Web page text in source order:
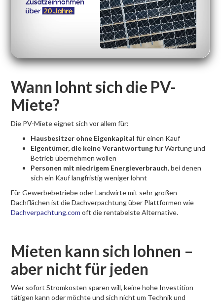
Wann lohnt sich die PV-
Miete?
Die PV-Miete eignet sich vor allem für:
Hausbesitzer ohne Eigenkapital für einen Kauf
Eigentümer, die keine Verantwortungfür Wartung und
Betrieb übernehmen wollen
Personen mit niedrigem Energieverbrauch, bei denen
sich ein Kauf langfristig weniger lohnt
Für Gewerbebetriebe oder Landwirte mit sehr großen
Dachflächen ist die Dachverpachtung über Plattformen wie
Dachverpachtung.com oft die rentabelste Alternative.
Mieten kann sich lohnen –
aber nicht für jeden
Wer sofort Stromkosten sparen will, keine hohe Investition
tätigen kann oder möchte und sich nicht um Technik und